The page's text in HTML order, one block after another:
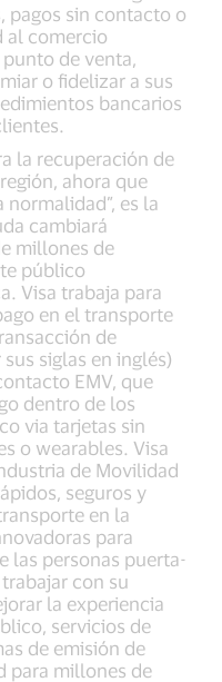
pagos sin contacto o
al comercio
de venta,
o fidelizar a sus
bancarios
la recuperación de
ahora que
normalidad”, es la
cambiará
millones de
público
Visa trabaja para
en el transporte
de
siglas en inglés)
EMV, que
dentro de los
via tarjetas sin
o wearables. Visa
de Movilidad
seguros y
en la
para
las personas puerta-
con su
la experiencia
servicios de
de emisión de
para millones de